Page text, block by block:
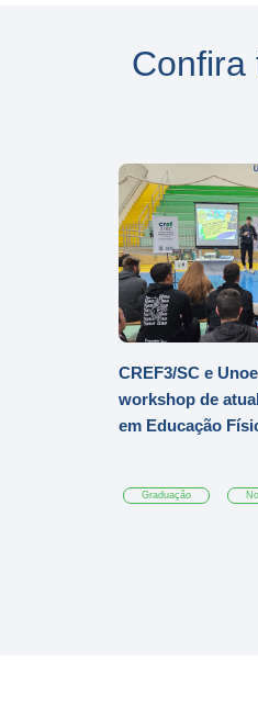
Confira
CREF3/SC e
workshop de
em Educação
Graduação